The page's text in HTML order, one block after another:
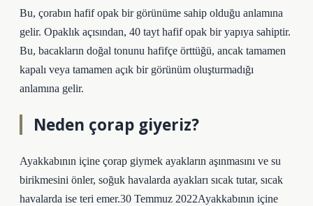
Bu, çorabın hafif opak bir görünüme sahip olduğu anlamına
gelir. Opaklık açısından, 40 tayt hafif opak bir yapıya sahiptir.
Bu, bacakların doğal tonunu hafifçe örttüğü, ancak tamamen
kapalı veya tamamen açık bir görünüm oluşturmadığı
anlamına gelir.
Neden çorap giyeriz?
Ayakkabının içine çorap giymek ayakların aşınmasını ve su
birikmesini önler, soğuk havalarda ayakları sıcak tutar, sıcak
havalarda ise teri emer.30 Temmuz 2022Ayakkabının içine